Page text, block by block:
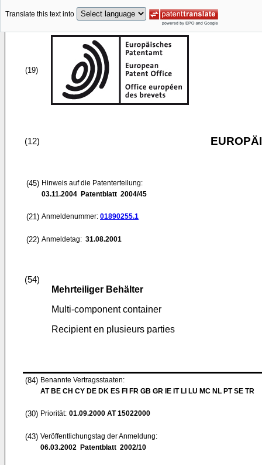
Translate this text into
(19)
(12)
(45) Hinweis auf die Patenterteilung:
03.11.2004 Patentblatt 2004/45
(21) Anmeldenummer: 01890255.1
(22) Anmeldetag: 31.08.2001
(54)
Mehrteiliger Behälter
Multi-component container
Recipient en plusieurs parties
(84) Benannte Vertragsstaaten:
AT BE CH CY DE DK ES FI FR GB GR IE IT LI LU MC NL PT SE TR
(30) Priorität: 01.09.2000 AT 15022000
(43) Veröffentlichungstag der Anmeldung:
06.03.2002 Patentblatt 2002/10